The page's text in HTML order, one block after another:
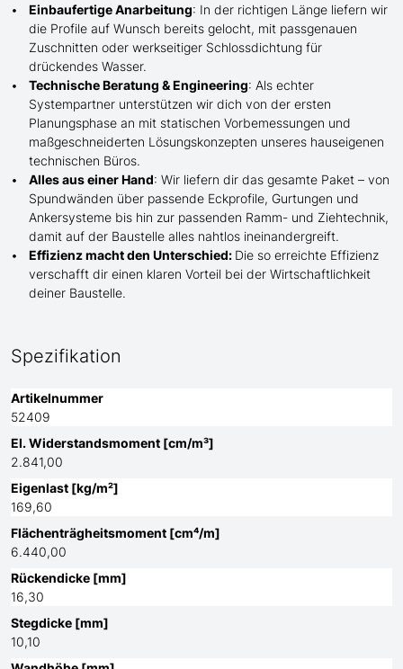
Einbaufertige Anarbeitung: In der richtigen Länge liefern wir
die Profile auf Wunsch bereits gelocht, mit passgenauen
Zuschnitten oder werkseitiger Schlossdichtung für
drückendes Wasser.
Technische Beratung & Engineering: Als echter
Systempartner unterstützen wir dich von der ersten
Planungsphase an mit statischen Vorbemessungen und
maßgeschneiderten Lösungskonzepten unseres hauseigenen
technischen Büros.
Alles aus einer Hand: Wir liefern dir das gesamte Paket – von
Spundwänden über passende Eckprofile, Gurtungen und
Ankersysteme bis hin zur passenden Ramm- und Ziehtechnik,
damit auf der Baustelle alles nahtlos ineinandergreift.
Effizienz macht den Unterschied: Die so erreichte Effizienz
verschafft dir einen klaren Vorteil bei der Wirtschaftlichkeit
deiner Baustelle.
Spezifikation
Artikelnummer
52409
El. Widerstandsmoment [cm/m³]
2.841,00
Eigenlast [kg/m²]
169,60
Flächenträgheitsmoment [cm⁴/m]
6.440,00
Rückendicke [mm]
16,30
Stegdicke [mm]
10,10